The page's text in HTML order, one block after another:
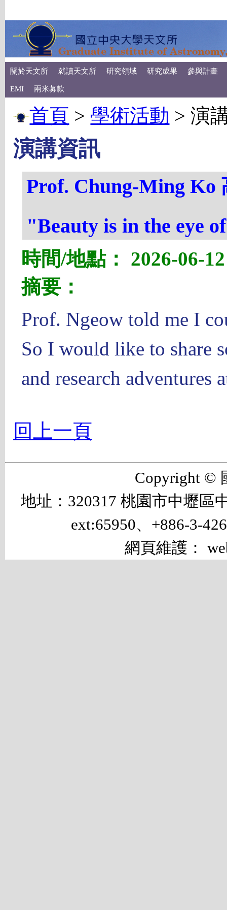
關於天文所 就讀天文所 研究領域 研究成果 參與計畫
EMI 兩米募款
首頁 > 學術活動 >演
演講資訊
Prof. Chung-Ming Ko
"Beauty is in the eye
時間/地點： 2026-06-
摘要：
Prof. Ngeow told me I
So I would like to share
and research adventures
回上一頁
Copyright ©
地址：320317 桃園市中壢區
ext:65950、+886-3-
網頁維護：